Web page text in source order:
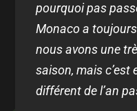
pourquoi pas
Monaco a
nous avons une
saison, mais c’est
différent de l’an